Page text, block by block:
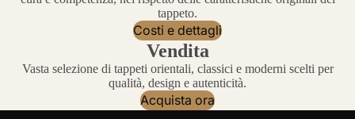
tappeto.
Costi e dettagli
Vendita
Vasta selezione di tappeti orientali, classici e moderni scelti per
qualità, design e autenticità.
Acquista ora